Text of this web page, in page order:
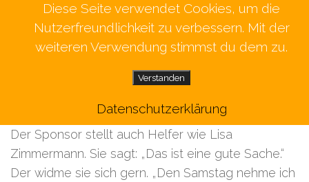
Eisaktion beworben. 2000 Kugeln Eis gehen für
der Konstanzer Pflegeheime. Warum Eis? Es sei
ein Genuss und zaubere ein Lächeln aufs Gesicht,
dass Eis bei Senioren besonders gut ankommt.
Der Sponsor stellt auch Helfer wie Lisa
Zimmermann. Sie sagt: „Das ist eine gute Sache.“
Der widme sie sich gern. „Den Samstag nehme ich
Diese Seite verwendet Cookies, um die
Nutzerfreundlichkeit zu verbessern. Mit der
weiteren Verwendung stimmst du dem zu.
Verstanden
Datenschutzerklärung